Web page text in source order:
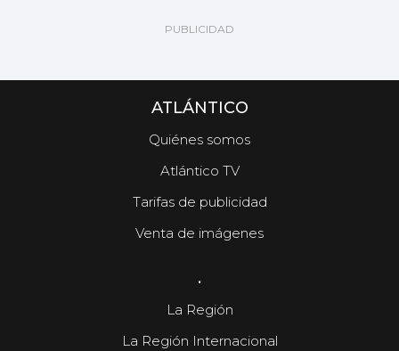
ATLÁNTICO
Quiénes somos
Atlántico TV
Tarifas de publicidad
Venta de imágenes
.
La Región
La Región Internacional